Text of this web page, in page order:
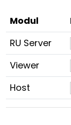
Modul
RU Server
Viewer
Host